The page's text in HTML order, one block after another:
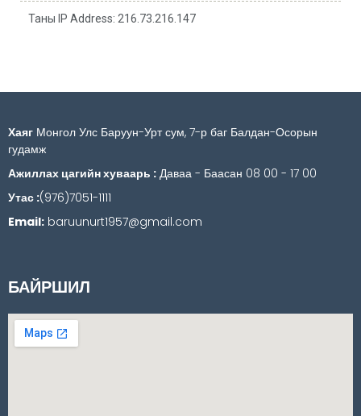
Таны IP Address: 216.73.216.147
Хаяг Монгол Улс Баруун-Урт сум, 7-р баг Балдан-Осорын
гудамж
Ажиллах цагийн хуваарь : Даваа - Баасан 08 00 - 17 00
Утас :(976)7051-1111
Email: baruunurt1957@gmail.com
БАЙРШИЛ